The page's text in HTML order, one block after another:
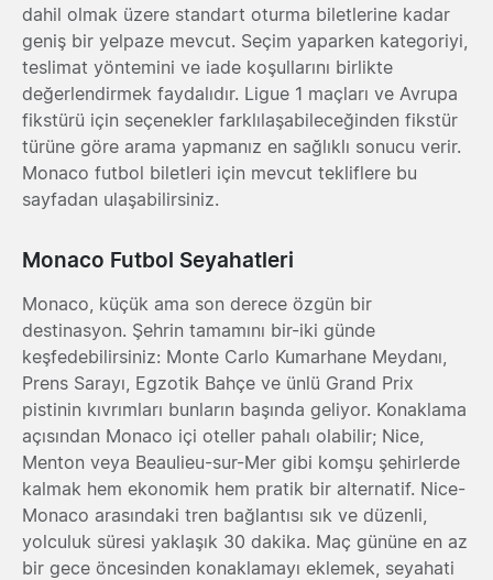
dahil olmak üzere standart oturma biletlerine kadar
geniş bir yelpaze mevcut. Seçim yaparken kategoriyi,
teslimat yöntemini ve iade koşullarını birlikte
değerlendirmek faydalıdır. Ligue 1 maçları ve Avrupa
fikstürü için seçenekler farklılaşabileceğinden fikstür
türüne göre arama yapmanız en sağlıklı sonucu verir.
Monaco futbol biletleri için mevcut tekliflere bu
sayfadan ulaşabilirsiniz.
Monaco Futbol Seyahatleri
Monaco, küçük ama son derece özgün bir
destinasyon. Şehrin tamamını bir-iki günde
keşfedebilirsiniz: Monte Carlo Kumarhane Meydanı,
Prens Sarayı, Egzotik Bahçe ve ünlü Grand Prix
pistinin kıvrımları bunların başında geliyor. Konaklama
açısından Monaco içi oteller pahalı olabilir; Nice,
Menton veya Beaulieu-sur-Mer gibi komşu şehirlerde
kalmak hem ekonomik hem pratik bir alternatif. Nice-
Monaco arasındaki tren bağlantısı sık ve düzenli,
yolculuk süresi yaklaşık 30 dakika. Maç gününe en az
bir gece öncesinden konaklamayı eklemek, seyahati